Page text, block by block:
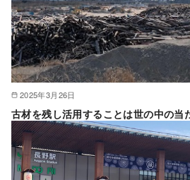
2025年3月26日
古材を残し活用することは世の中の当